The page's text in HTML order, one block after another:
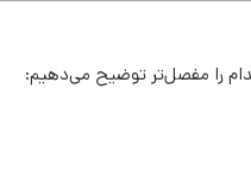
را مفصل‌تر توضیح می‌دهیم: